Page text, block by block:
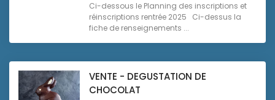
Ci-dessous le Planning des inscriptions et
réinscriptions rentrée 2025 Ci-dessus la
fiche de renseignements ...
VENTE - DEGUSTATION DE
CHOCOLAT